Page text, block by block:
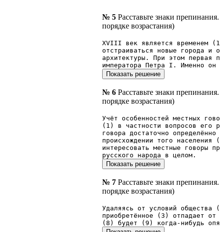
№ 5 Расставьте знаки
порядке возрастания)
XVIII век является временем
отстраиваться новые города и
архитектуры. При этом первая
императора Петра I. Именно
№ 6 Расставьте знаки
порядке возрастания)
Учёт особенностей местных
(1) в частности вопросов его
говора достаточно
происхождении того
интересовать местные говоры
русского народа в целом.
№ 7 Расставьте знаки
порядке возрастания)
Удаляясь от условий
приобретённое (3) отпадает
(8) будет (9) когда-нибудь